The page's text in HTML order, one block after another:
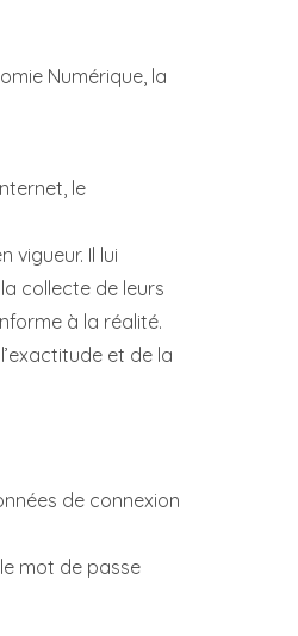
Numérique, la
le
vigueur. Il lui
collecte de leurs
à la réalité.
et de la
de connexion
mot de passe